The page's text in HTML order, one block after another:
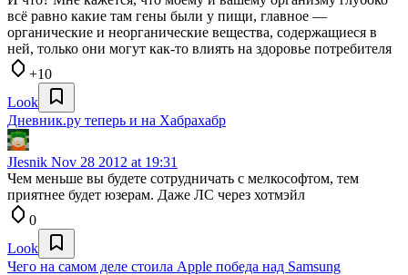
всё равно какие там гены были у пищи, главное —
органические и неорганические вещества, содержащиеся в
ней, только они могут как-то влиять на здоровье потребителя
+10
Look
Дневник.ру теперь и на Хабрахабр
JIesnik Nov 28 2012 at 19:31
Чем меньше вы будете сотрудничать с мелкософтом, тем
приятнее будет юзерам. Даже ЛС через хотмэйл
0
Look
Чего на самом деле стоила Apple победа над Samsung